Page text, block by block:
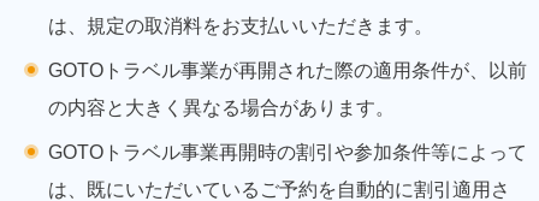
は、規定の取消料をお支払いいただきます。
GOTOトラベル事業が再開された際の適用条件が、以前
の内容と大きく異なる場合があります。
GOTOトラベル事業再開時の割引や参加条件等によって
は、既にいただいているご予約を自動的に割引適用さ